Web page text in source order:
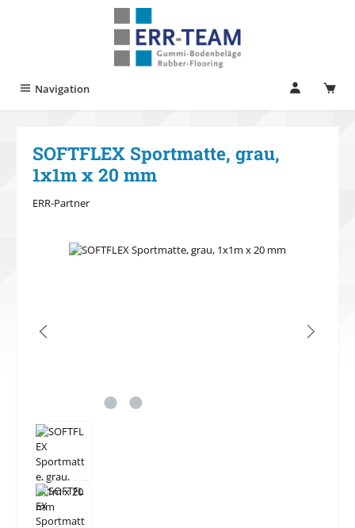
Navigation
SOFTFLEX Sportmatte, grau,
1x1m x 20 mm
ERR-Partner
Bildergalerie überspringen